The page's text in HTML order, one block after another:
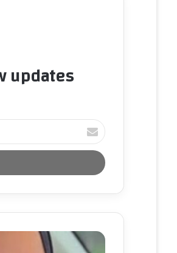
updates!
أ
د
خ
ل
د
ا